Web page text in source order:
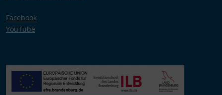
Facebook
YouTube